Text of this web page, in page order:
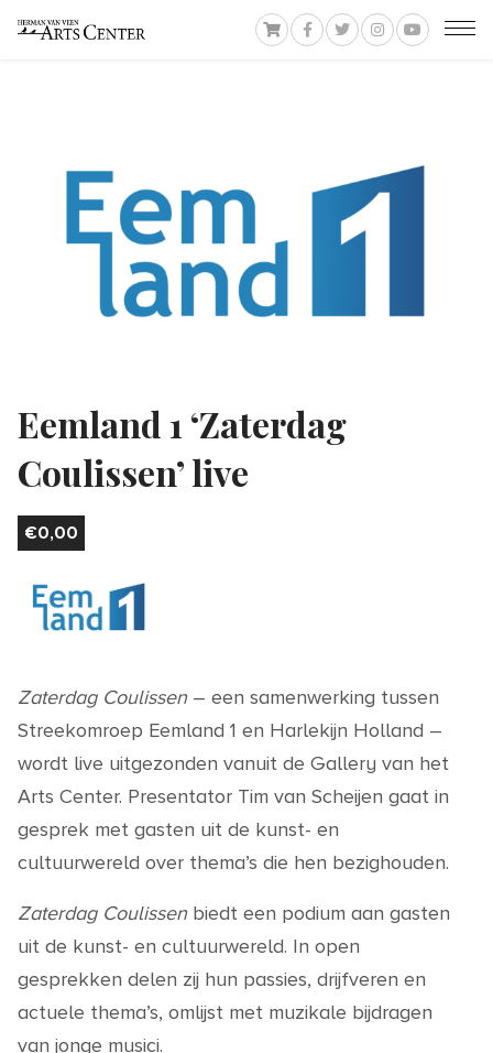
Eemland 1 ‘Zaterdag
Coulissen’ live
€0,00
Zaterdag Coulissen– een samenwerking tussen
Streekomroep Eemland 1 en Harlekijn Holland –
wordt live uitgezonden vanuit de Gallery van het
Arts Center. Presentator Tim van Scheijen gaat in
gesprek met gasten uit de kunst- en
cultuurwereld over thema’s die hen bezighouden.
Zaterdag Coulissen biedt een podium aan gasten
uit de kunst- en cultuurwereld. In open
gesprekken delen zij hun passies, drijfveren en
actuele thema’s, omlijst met muzikale bijdragen
van jonge musici.